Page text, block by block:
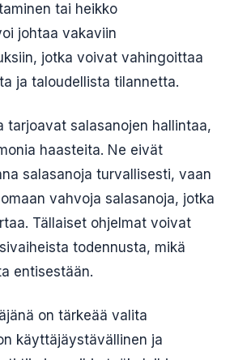
tai heikko
johtaa vakaviin
jotka voivat vahingoittaa
ja taloudellista tilannetta.
tarjoavat salasanojen hallintaa,
haasteita. Ne eivät
salasanoja turvallisesti, vaan
vahvoja salasanoja, jotka
Tällaiset ohjelmat voivat
todennusta, mikä
entisestään.
on tärkeää valita
käyttäjäystävällinen ja